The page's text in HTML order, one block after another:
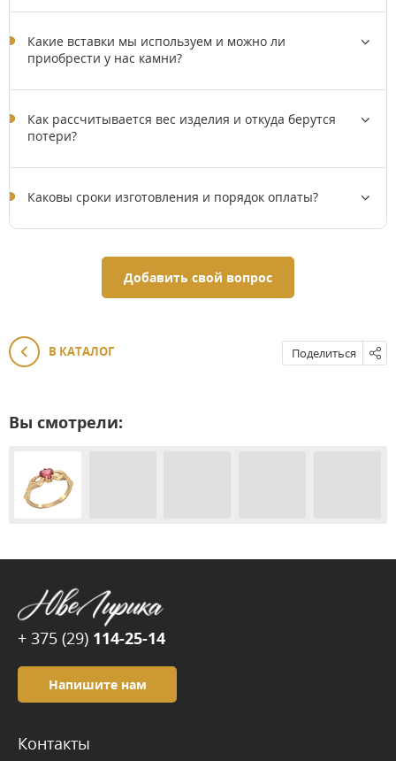
Какие вставки мы используем и можно ли
приобрести у нас камни?
Как рассчитывается вес изделия и откуда берутся
потери?
Каковы сроки изготовления и порядок оплаты?
Добавить свой вопрос
В КАТАЛОГ Поделиться
Вы смотрели:
+ 375 (29) 114-25-14
Напишите нам
Контакты